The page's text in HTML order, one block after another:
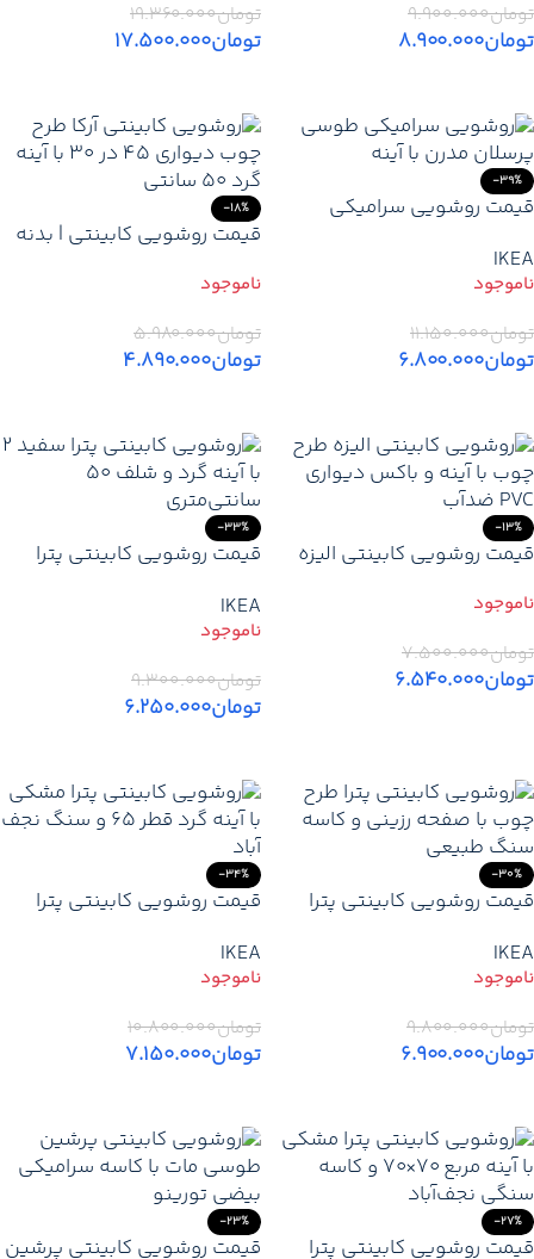
تومان۹.۹۰۰.۰۰۰
تومان۸.۹۰۰.۰۰۰
تومان۱۹.۳۶۰.۰۰۰
تومان۱۷.۵۰۰.۰۰۰
-39%
قیمت روشویی سرامیکی
و بدنه پرسلان درجه یک
IKEA
تومان۱۱.۱۵۰.۰۰۰
تومان۶.۸۰۰.۰۰۰
-18%
قیمت روشویی کابینتی | بدنه
| ارزانترین روشویی کابینت
تومان۵.۹۸۰.۰۰۰
تومان۴.۸۹۰.۰۰۰
-13%
قیمت روشویی کابینتی الیزه
PVC ضد آب و شیک
تومان۷.۵۰۰.۰۰۰
تومان۶.۵۴۰.۰۰۰
-33%
قیمت روشویی کابینتی پترا
سنگ و کاسه سنگی نجف‌آباد /
دهبید
IKEA
تومان۹.۳۰۰.۰۰۰
تومان۶.۲۵۰.۰۰۰
-30%
قیمت روشویی کابینتی پترا
IKEA
تومان۹.۸۰۰.۰۰۰
تومان۶.۹۰۰.۰۰۰
-34%
قیمت روشویی کابینتی پترا
۶۵ و کاسه سنگ نجف‌آباد
IKEA
تومان۱۰.۸۰۰.۰۰۰
تومان۷.۱۵۰.۰۰۰
-27%
قیمت روشویی کابینتی پترا
-23%
قیمت روشویی کابینتی پرشین